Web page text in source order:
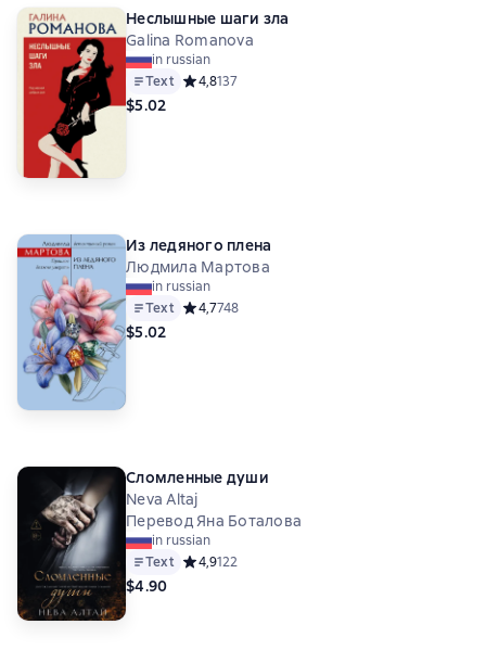
Неслышные шаги зла
Galina Romanova
in russian
Text Средний рейтинг 4,8 на основе 137 оценок
4,8137
$5.02
Из ледяного плена
Людмила Мартова
in russian
Text Средний рейтинг 4,7 на основе 748 оценок
4,7748
$5.02
Сломленные души
Neva Altaj
Перевод Яна Боталова
in russian
Text Средний рейтинг 4,9 на основе 122 оценок
4,9122
$4.90